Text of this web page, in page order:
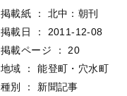
掲載紙 ：
北中：朝刊
掲載日
：
2011-12-08
掲載ページ
：
20
地域
：
能登町・穴水町
種別
： 新聞記事